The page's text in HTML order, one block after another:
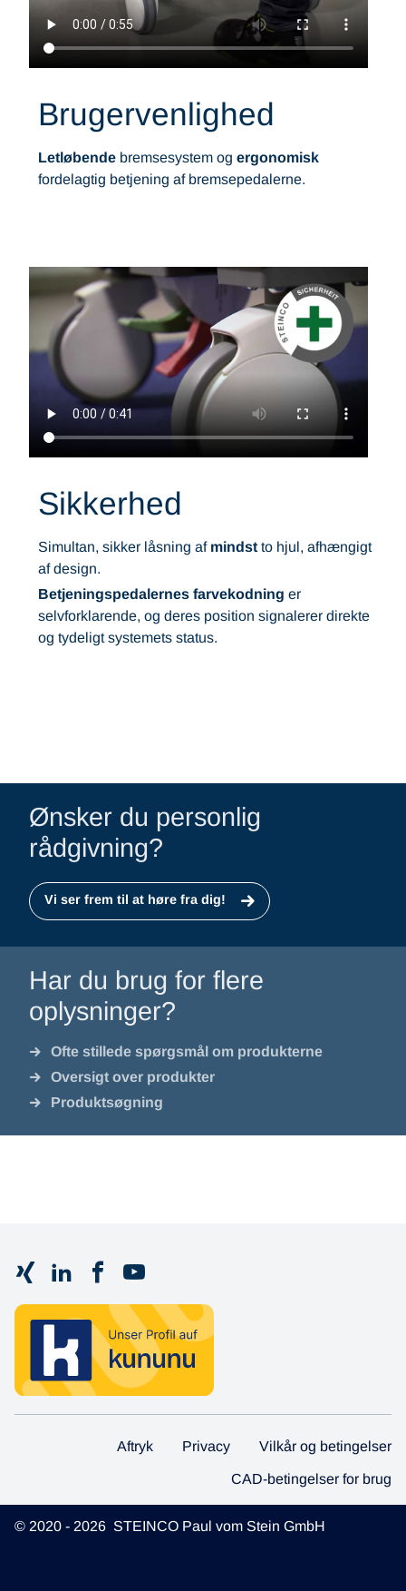
Brugervenlighed
Letløbende bremsesystem og ergonomisk
fordelagtig betjening af bremsepedalerne.
Sikkerhed
Simultan, sikker låsning af mindstto hjul, afhængigt
af design.
Betjeningspedalernes farvekodning er
selvforklarende, og deres position signalerer direkte
og tydeligt systemets status.
Ønsker du personlig
rådgivning?
Vi ser frem til at høre fra dig!
Har du brug for flere
oplysninger?
Ofte stillede spørgsmål om produkterne
Oversigt over produkter
Produktsøgning
Aftryk Privacy Vilkår og betingelser
CAD-betingelser for brug
© 2020 - 2026 STEINCO Paul vom Stein GmbH